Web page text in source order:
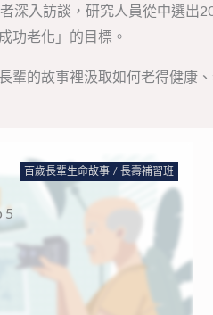
深入訪談，研究人員從中選出
功老化」的目標。
輩的故事裡汲取如何老得健康、
百歲長輩生命故事 / 長壽補習班
5